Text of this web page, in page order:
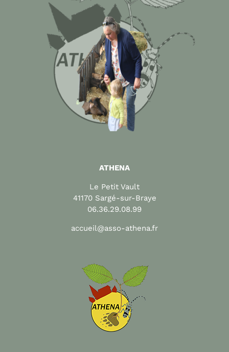
ATHENA
Le Petit Vault
41170 Sargé-sur-Braye
06.36.29.08.99
accueil@asso-athena.fr